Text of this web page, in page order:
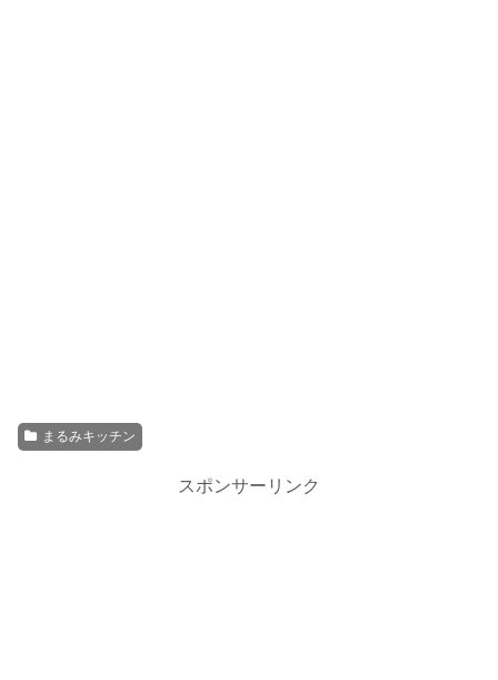
まるみキッチン
スポンサーリンク